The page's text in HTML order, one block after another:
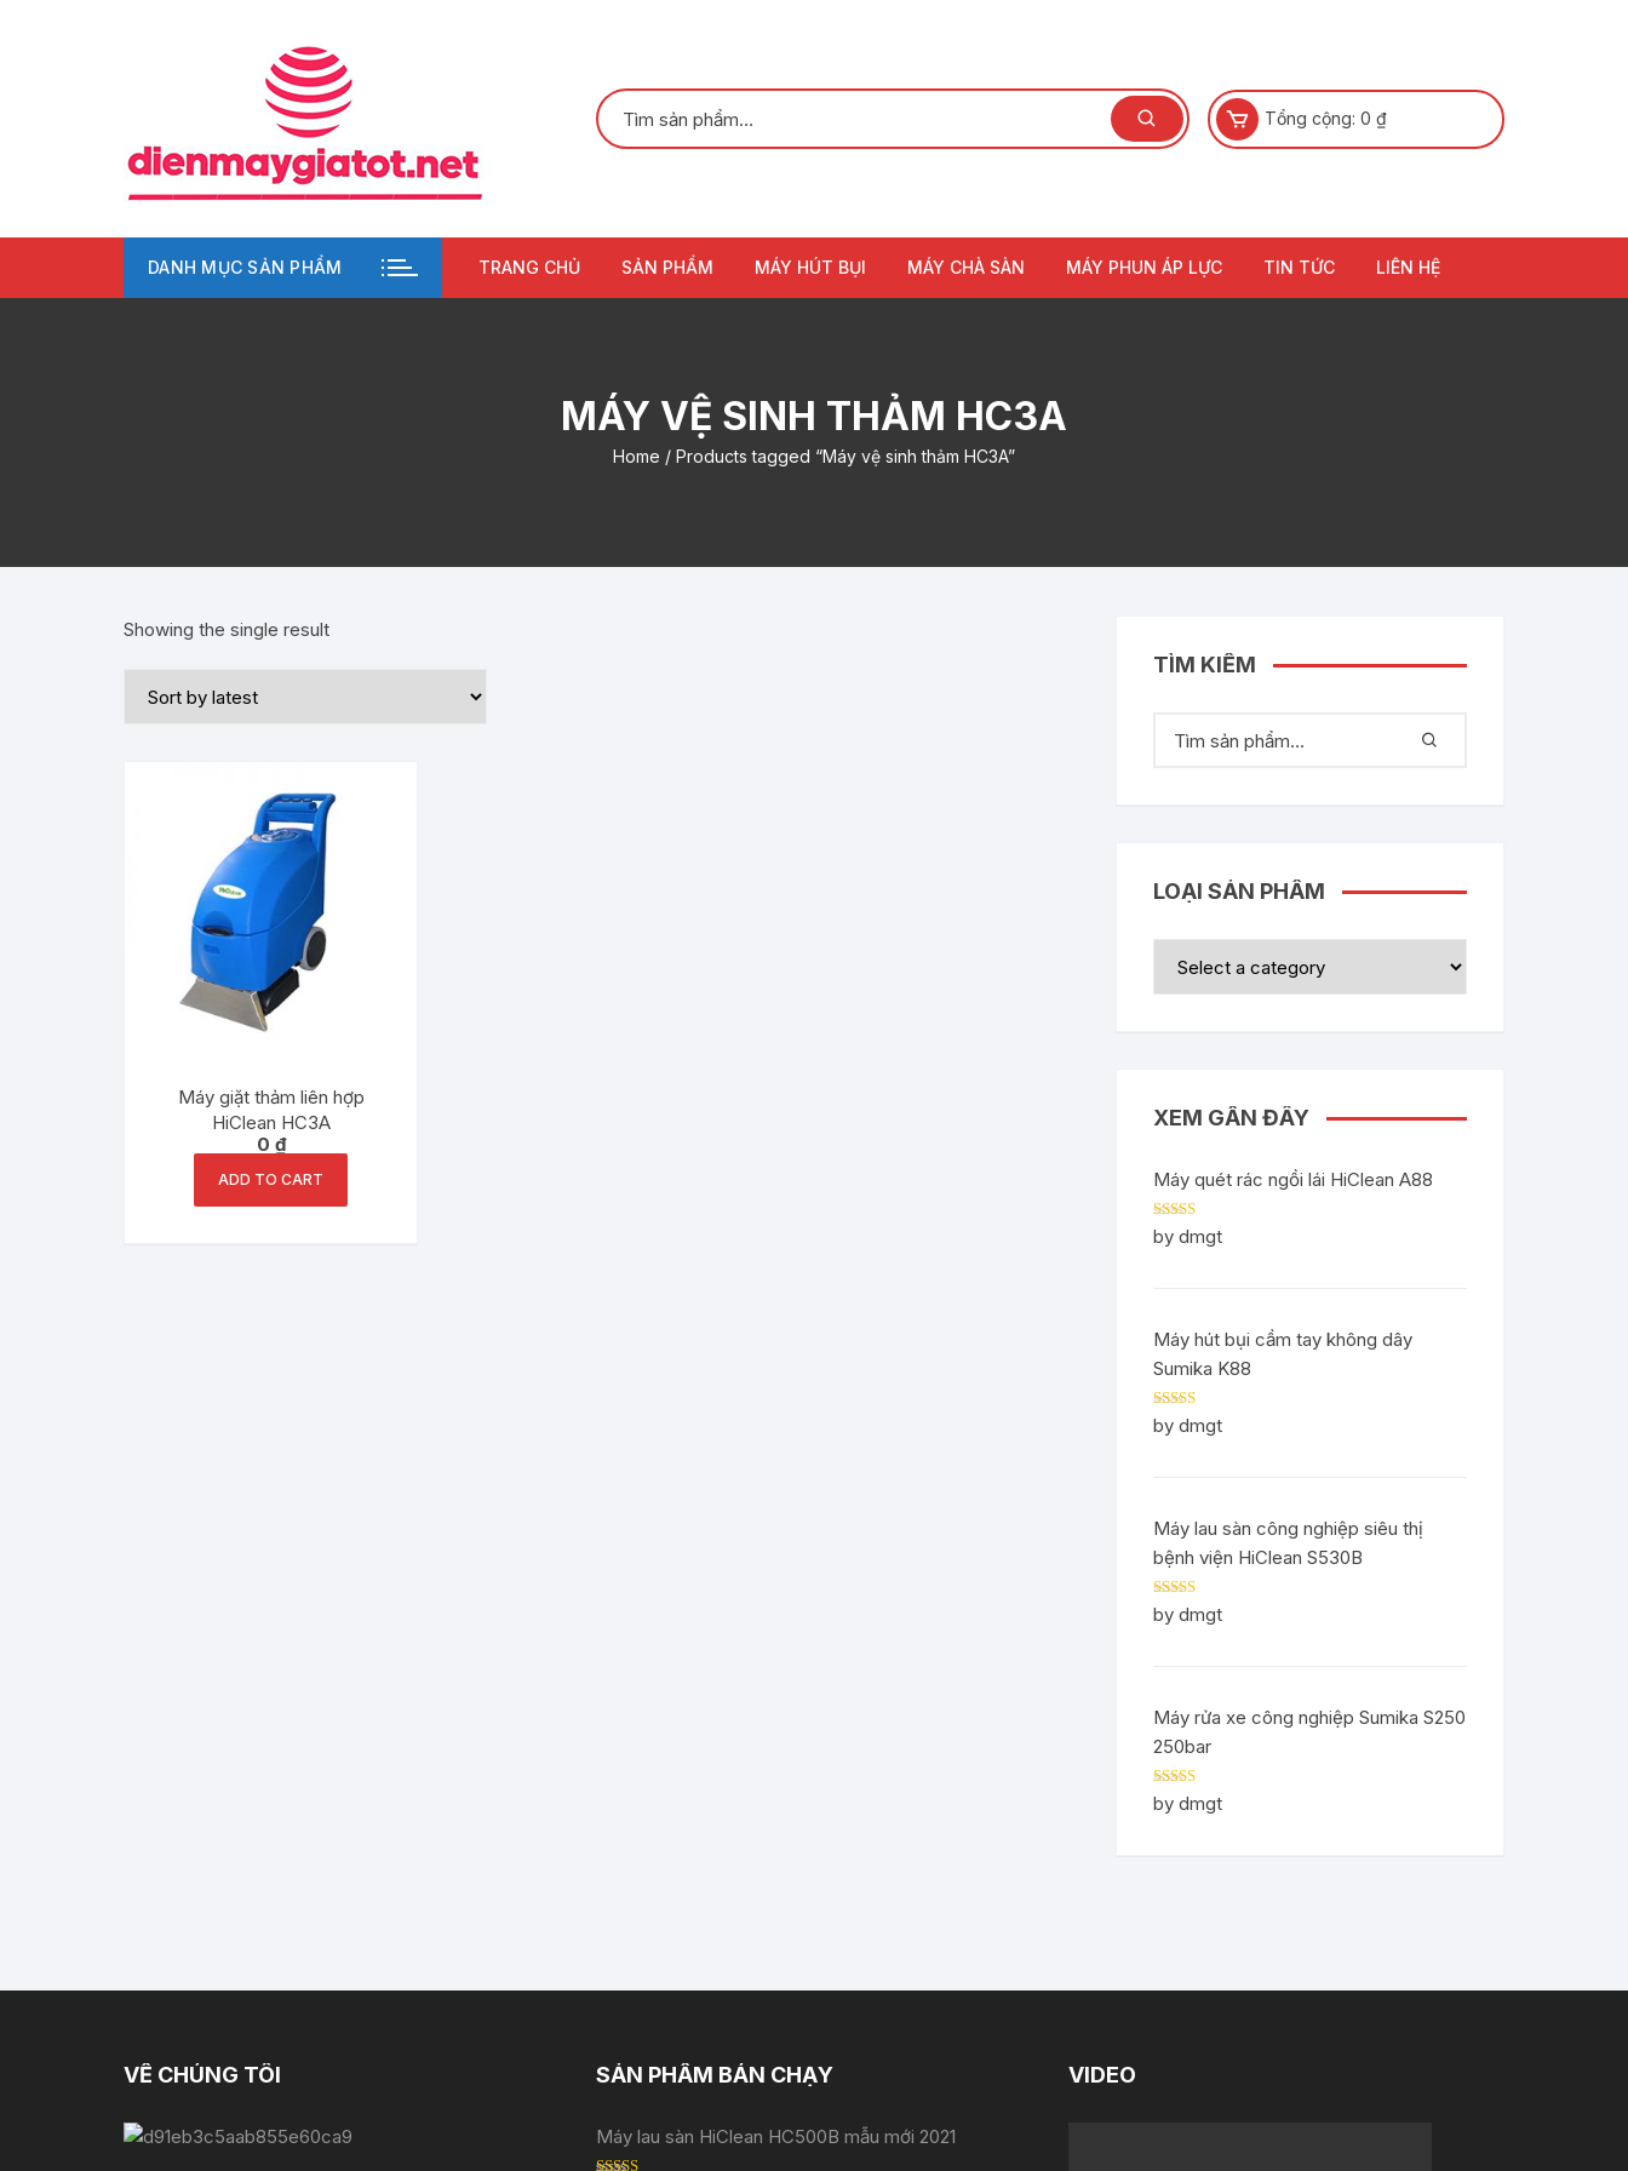
Tổng cộng: 0 ₫
DANH MỤC SẢN PHẨM TRANG CHỦ SẢN PHẨM MÁY HÚT BỤI MÁY CHÀ SÀN MÁY PHUN ÁP LỰC TIN TỨC LIÊN HỆ
MÁY VỆ SINH THẢM HC3A
Home / Products tagged “Máy vệ sinh thảm HC3A”
Showing the single result
Máy giặt thảm liên hợp
HiClean HC3A
0 ₫
ADD TO CART
TÌM KIẾM
LOẠI SẢN PHẨM
XEM GẦN ĐÂY
Máy quét rác ngồi lái HiClean A88
Rated5out
of 5
by dmgt
Máy hút bụi cầm tay không dây
Sumika K88
Rated5out
of 5
by dmgt
Máy lau sàn công nghiệp siêu thị
bệnh viện HiClean S530B
Rated5out
of 5
by dmgt
Máy rửa xe công nghiệp Sumika S250
250bar
Rated5out
of 5
by dmgt
VỀ CHÚNG TÔI SẢN PHẨM BÁN CHẠY
Máy lau sàn HiClean HC500B mẫu mới 2021
VIDEO